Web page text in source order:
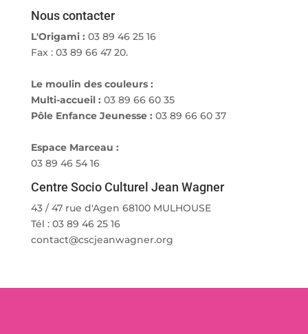
Nous contacter
L'Origami : 03 89 46 25 16
Fax : 03 89 66 47 20.
Le moulin des couleurs :
Multi-accueil : 03 89 66 60 35
Pôle Enfance Jeunesse : 03 89 66 60 37
Espace Marceau :
03 89 46 54 16
Centre Socio Culturel Jean Wagner
43 / 47 rue d'Agen 68100 MULHOUSE
Tél : 03 89 46 25 16
contact@cscjeanwagner.org